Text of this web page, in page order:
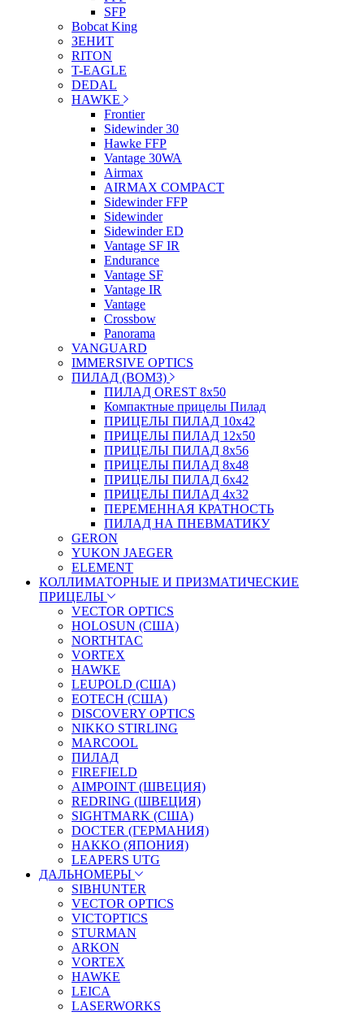
SFP
Bobcat King
ЗЕНИТ
RITON
T-EAGLE
DEDAL
HAWKE
Frontier
Sidewinder 30
Hawke FFP
Vantage 30WA
Airmax
AIRMAX COMPACT
Sidewinder FFP
Sidewinder
Sidewinder ED
Vantage SF IR
Endurance
Vantage SF
Vantage IR
Vantage
Crossbow
Panorama
VANGUARD
IMMERSIVE OPTICS
ПИЛАД (ВОМЗ)
ПИЛАД OREST 8х50
Компактные прицелы Пилад
ПРИЦЕЛЫ ПИЛАД 10х42
ПРИЦЕЛЫ ПИЛАД 12х50
ПРИЦЕЛЫ ПИЛАД 8х56
ПРИЦЕЛЫ ПИЛАД 8х48
ПРИЦЕЛЫ ПИЛАД 6х42
ПРИЦЕЛЫ ПИЛАД 4х32
ПЕРЕМЕННАЯ КРАТНОСТЬ
ПИЛАД НА ПНЕВМАТИКУ
GERON
YUKON JAEGER
ELEMENT
КОЛЛИМАТОРНЫЕ И ПРИЗМАТИЧЕСКИЕ
ПРИЦЕЛЫ
VECTOR OPTICS
HOLOSUN (США)
NORTHTAC
VORTEX
HAWKE
LEUPOLD (США)
EOTECH (США)
DISCOVERY OPTICS
NIKKO STIRLING
MARCOOL
ПИЛАД
FIREFIELD
AIMPOINT (ШВЕЦИЯ)
REDRING (ШВЕЦИЯ)
SIGHTMARK (США)
DOCTER (ГЕРМАНИЯ)
HAKKO (ЯПОНИЯ)
LEAPERS UTG
ДАЛЬНОМЕРЫ
SIBHUNTER
VECTOR OPTICS
VICTOPTICS
STURMAN
ARKON
VORTEX
HAWKE
LEICA
LASERWORKS